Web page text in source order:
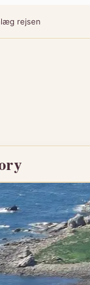
rejsen